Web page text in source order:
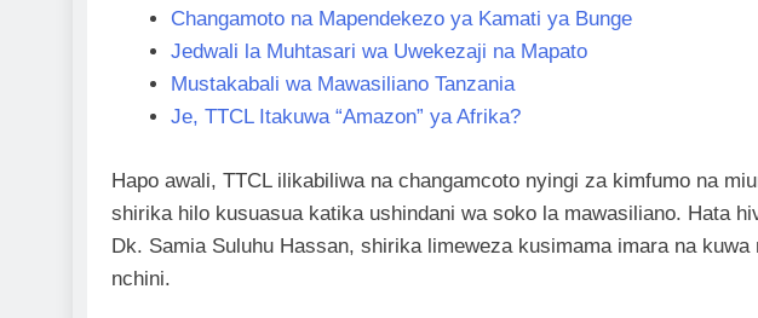
Changamoto na Mapendekezo ya Kamati ya Bunge
Jedwali la Muhtasari wa Uwekezaji na Mapato
Mustakabali wa Mawasiliano Tanzania
Je, TTCL Itakuwa “Amazon” ya Afrika?
Hapo awali, TTCL ilikabiliwa na changamcoto nyingi za kimfumo na
shirika hilo kusuasua katika ushindani wa soko la mawasiliano. Hata
Dk. Samia Suluhu Hassan, shirika limeweza kusimama imara na
nchini.